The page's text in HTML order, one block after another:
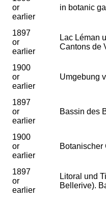
or
earlier
in botanic
1897
or
earlier
Lac Léman
Cantons de
1900
or
earlier
Umgebung
1897
or
earlier
Bassin des
1900
or
earlier
Botanischer
1897
or
earlier
Litoral und
Bellerive).